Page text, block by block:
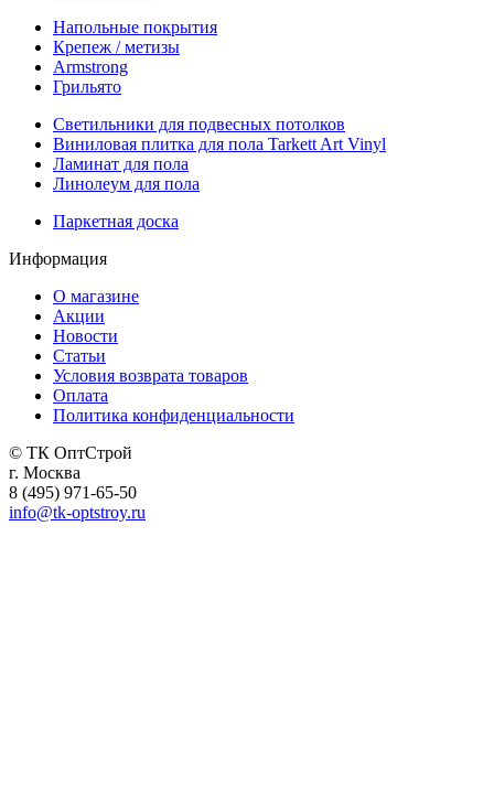
Напольные покрытия
Крепеж / метизы
Armstrong
Грильято
Светильники для подвесных потолков
Виниловая плитка для пола Tarkett Art Vinyl
Ламинат для пола
Линолеум для пола
Паркетная доска
Информация
О магазине
Акции
Новости
Статьи
Условия возврата товаров
Оплата
Политика конфиденциальности
© ТК ОптСтрой
г. Москва
8 (495) 971-65-50
info@tk-optstroy.ru